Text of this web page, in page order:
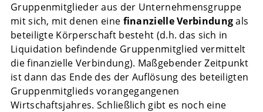
Gruppenmitglieder aus der Unternehmensgruppe
mit sich, mit denen eine finanzielle Verbindungals
beteiligte Körperschaft besteht (d.h. das sich in
Liquidation befindende Gruppenmitglied vermittelt
die finanzielle Verbindung). Maßgebender Zeitpunkt
ist dann das Ende des der Auflösung des beteiligten
Gruppenmitglieds vorangegangenen
Wirtschaftsjahres. Schließlich gibt es noch eine